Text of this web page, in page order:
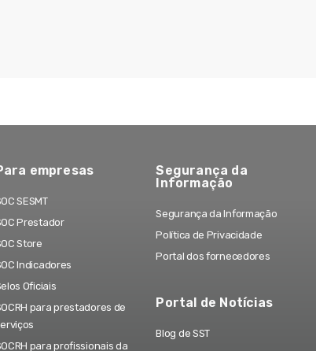
empresas
SESMT
Prestador
Store
Indicadores
Oficiais
para prestadores de
para profissionais da
Segurança da
Informação
Segurança da Informação
Política de Privacidade
Portal dos fornecedores
Portal de Notícias
Blog de SST